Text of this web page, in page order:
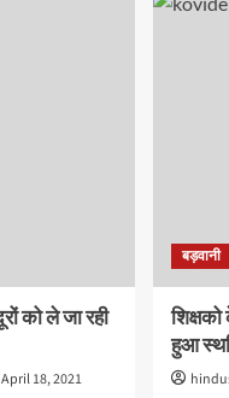
को ले जा रही
April 18, 2021
बड़वानी
हुआ